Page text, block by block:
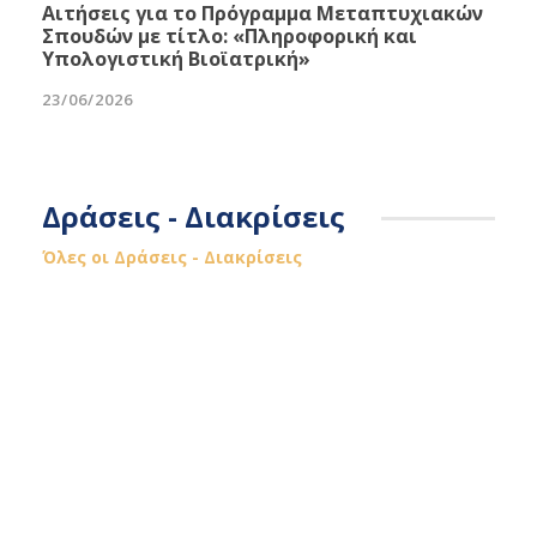
Αιτήσεις για το Πρόγραμμα Μεταπτυχιακών
Σπουδών με τίτλο: «Πληροφορική και
Υπολογιστική Βιοϊατρική»
23/06/2026
Δράσεις - Διακρίσεις
Όλες οι Δράσεις - Διακρίσεις